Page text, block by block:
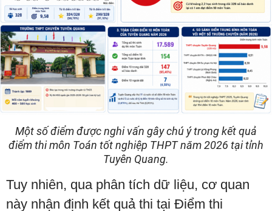
Một số điểm được nghi vấn gây chú ý trong kết quả
điểm thi môn Toán tốt nghiệp THPT năm 2026 tại tỉnh
Tuyên Quang.
Tuy nhiên, qua phân tích dữ liệu, cơ quan
này nhận định kết quả thi tại Điểm thi